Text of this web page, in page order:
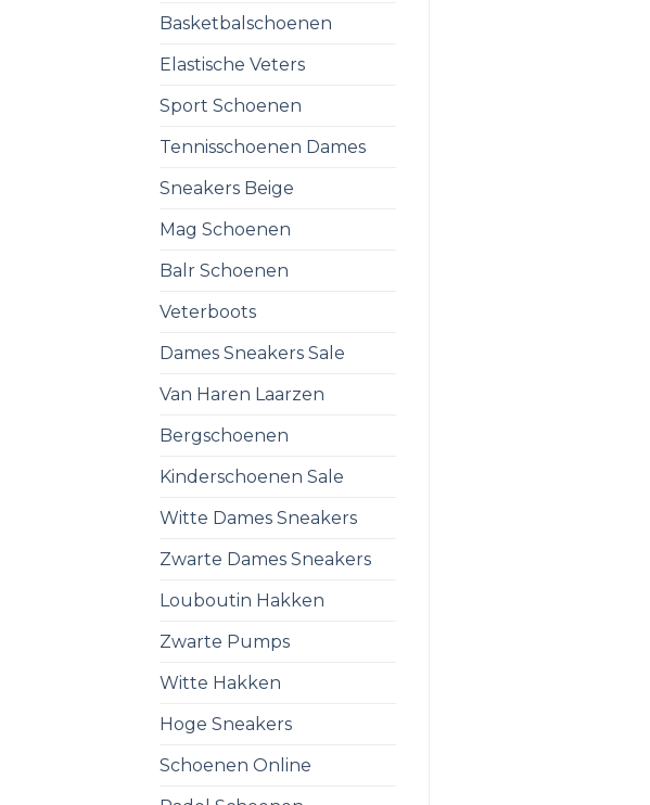
Basketbalschoenen
Elastische Veters
Sport Schoenen
Tennisschoenen Dames
Sneakers Beige
Mag Schoenen
Balr Schoenen
Veterboots
Dames Sneakers Sale
Van Haren Laarzen
Bergschoenen
Kinderschoenen Sale
Witte Dames Sneakers
Zwarte Dames Sneakers
Louboutin Hakken
Zwarte Pumps
Witte Hakken
Hoge Sneakers
Schoenen Online